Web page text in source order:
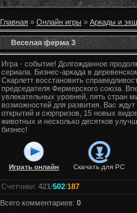
Главная » Онлайн игры » Аркады и
Веселая ферма 3
Игра - событие! Долгожданное
сериала. Бизнес-аркада в
Скарлетт восстановить
председателя Фермерского союза.
увлекательных уровней, пять стран
возможностей для развития. Вас
открытий и сюрпризов, 15 новых
животных и несколько десятков
бизнес!
Играть онлайн Скачать для PC
Счетчики: 421 /502/187
Всего комментариев: 0